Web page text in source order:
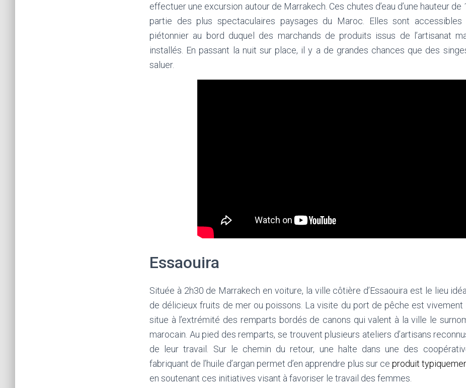
effectuer une excursion autour de Marrakech. Ces chutes d’eau d’une hauteur
partie des plus spectaculaires paysages du Maroc. Elles sont accessibles
piétonnier au bord duquel des marchands de produits issus de l’artisanat
installés. En passant la nuit sur place, il y a de grandes chances que des
saluer.
Essaouira
Située à 2h30 de Marrakech en voiture, la ville côtière d’Essaouira est le lieu
de délicieux fruits de mer ou poissons. La visite du port de pêche est vivement
situe à l’extrémité des remparts bordés de canons qui valent à la ville le
marocain. Au pied des remparts, se trouvent plusieurs ateliers d’artisans
de leur travail. Sur le chemin du retour, une halte dans une des
fabriquant de l’huile d’argan permet d’en apprendre plus sur ce produit
en soutenant ces initiatives visant à favoriser le travail des femmes.